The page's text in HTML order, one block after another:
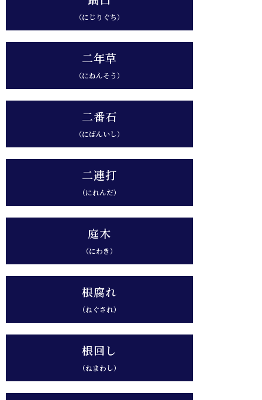
（にじりぐち）
二年草
（にねんそう）
二番石
（にばんいし）
二連打
（にれんだ）
庭木
（にわき）
根腐れ
（ねぐされ）
根回し
（ねまわし）